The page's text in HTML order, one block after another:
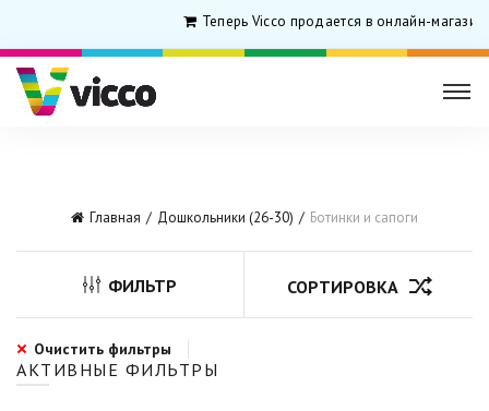
Теперь Vicco продается в онлайн-
Главная Дошкольники (26-30) Ботинки и сапоги
ФИЛЬТР СОРТИРОВКА
Очистить фильтры
АКТИВНЫЕ ФИЛЬТРЫ